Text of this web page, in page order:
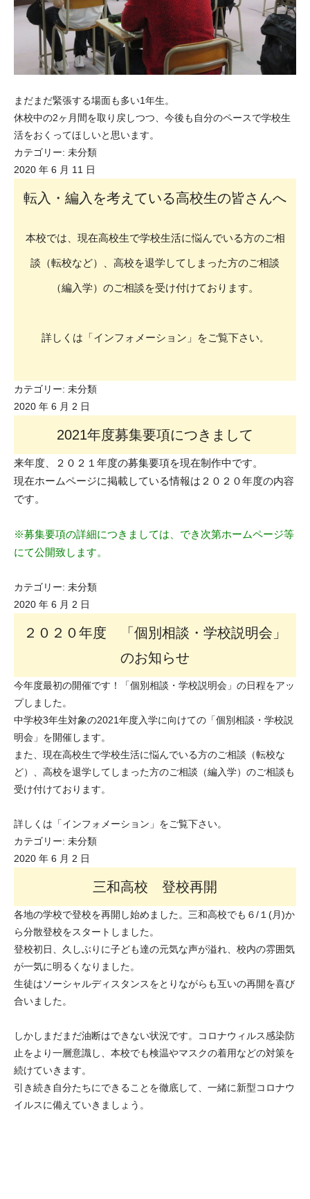
まだまだ緊張する場面も多い1年生。
休校中の2ヶ月間を取り戻しつつ、今後も自分のペースで学校生
活をおくってほしいと思います。
カテゴリー: 未分類
2020 年 6 月 11 日
転入・編入を考えている高校生の皆さんへ
本校では、現在高校生で学校生活に悩んでいる方のご相
談（転校など）、高校を退学してしまった方のご相談
（編入学）のご相談を受け付けております。
詳しくは「インフォメーション」をご覧下さい 。
カテゴリー: 未分類
2020 年 6 月 2 日
2021年度募集要項につきまして
来年度、２０２１年度の募集要項を現在制作中です。
現在ホームページに掲載している情報は２０２０年度の内容
です。
※募集要項の詳細につきましては、でき次第ホームページ等
にて公開致します。
カテゴリー: 未分類
2020 年 6 月 2 日
２０２０年度 「個別相談・学校説明会」
のお知らせ
今年度最初の開催です！「個別相談・学校説明会」の日程をアッ
プしました。
中学校3年生対象の2021年度入学に向けての「個別相談・学校説
明会」を開催します。
また、現在高校生で学校生活に悩んでいる方のご相談（転校な
ど）、高校を退学してしまった方のご相談（編入学）のご相談も
受け付けております。
詳しくは「インフォメーション」をご覧下さい。
カテゴリー: 未分類
2020 年 6 月 2 日
三和高校 登校再開
各地の学校で登校を再開し始めました。三和高校でも６/１(月)か
ら分散登校をスタートしました。
登校初日、久しぶりに子ども達の元気な声が溢れ、校内の雰囲気
が一気に明るくなりました。
生徒はソーシャルディスタンスをとりながらも互いの再開を喜び
合いました。
しかしまだまだ油断はできない状況です。コロナウィルス感染防
止をより一層意識し、本校でも検温やマスクの着用などの対策を
続けていきます。
引き続き自分たちにできることを徹底して、一緒に新型コロナウ
イルスに備えていきましょう。